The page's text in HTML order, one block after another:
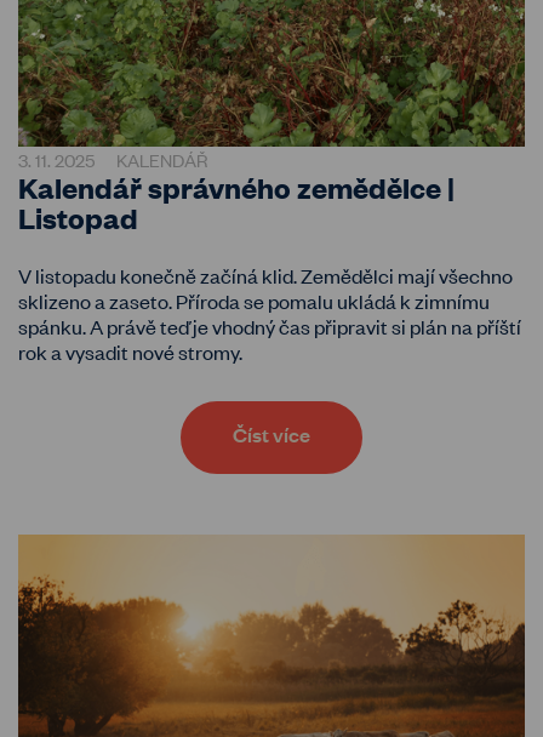
3. 11. 2025 KALENDÁŘ
Kalendář správného zemědělce |
Listopad
V listopadu konečně začíná klid. Zemědělci mají všechno
sklizeno a zaseto. Příroda se pomalu ukládá k zimnímu
spánku. A právě teď je vhodný čas připravit si plán na příští
rok a vysadit nové stromy.
Číst více